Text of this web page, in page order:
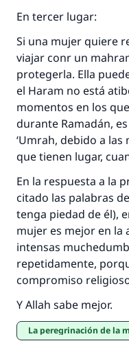
En tercer lugar:
Si una mujer quiere
viajar conr un
protegerla. Ella
el Haram no está
momentos en los
durante Ramadán,
‘Umrah, debido a
que tienen lugar,
En la respuesta a la
citado las palabras
tenga piedad de él),
mujer es mejor en la
intensas
repetidamente,
compromiso
Y Allah sabe mejor.
La peregrinación de la